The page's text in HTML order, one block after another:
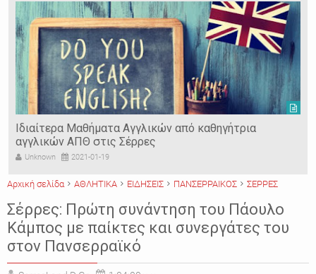
Ιδιαίτερα Μαθήματα Αγγλικών από καθηγήτρια
αγγλικών ΑΠΘ στις Σέρρες
Unknown 2021-01-19
Αρχική σελίδα ΑΘΛΗΤΙΚΑ ΕΙΔΗΣΕΙΣ ΠΑΝΣΕΡΡΑΙΚΟΣ ΣΕΡΡΕΣ
Σέρρες: Πρώτη συνάντηση του Πάουλο
Κάμπος με παίκτες και συνεργάτες του
στον Πανσερραϊκό
ΤΥΧΑΙΕΣ ΑΝΑΡΤΗΣΕΙΣ/ΑΡΘΡΑ
Serres Racing Circuit
Panserraikos FC
Ikaroi B.C.